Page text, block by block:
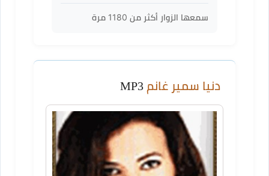
سمعها الزوار أكثر من 1180 مرة
دنيا سمير غانم